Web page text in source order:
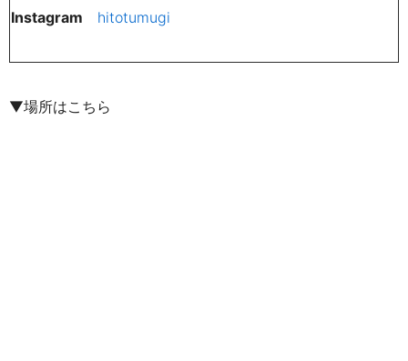
Instagram
hitotumugi
▼場所はこちら